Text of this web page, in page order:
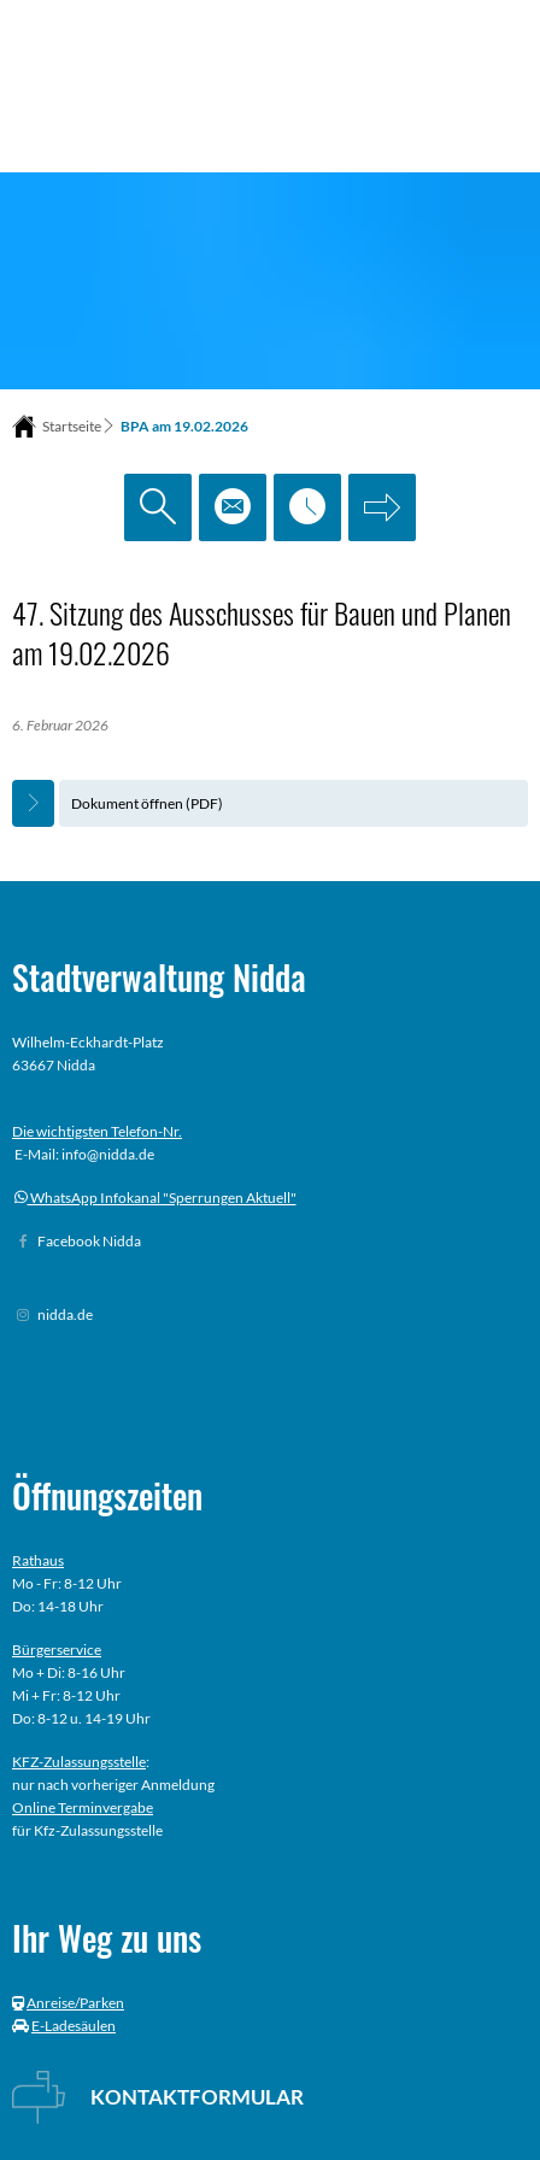
Startseite BPA am 19.02.2026
47. Sitzung des Ausschusses für Bauen und Planen
am 19.02.2026
6. Februar 2026
Dokument öffnen (PDF)
Stadtverwaltung Nidda
Wilhelm-Eckhardt-Platz
63667 Nidda
Die wichtigsten Telefon-Nr.
E-Mail: info@nidda.de
WhatsApp Infokanal "Sperrungen Aktuell"
Facebook Nidda
nidda.de
Öffnungszeiten
Rathaus
Mo - Fr: 8-12 Uhr
Do: 14-18 Uhr
Bürgerservice
Mo + Di: 8-16 Uhr
Mi + Fr: 8-12 Uhr
Do: 8-12 u. 14-19 Uhr
KFZ-Zulassungsstelle:
nur nach vorheriger Anmeldung
OnlineTerminvergabe
für Kfz-Zulassungsstelle
Ihr Weg zu uns
Anreise/Parken
E-Ladesäulen
KONTAKTFORMULAR